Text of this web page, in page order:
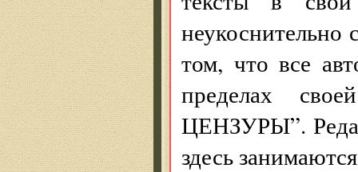
неукоснительно
том, что все
пределах
ЦЕНЗУРЫ”.
здесь